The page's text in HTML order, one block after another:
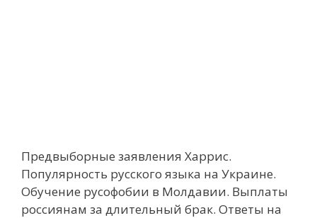
Предвыборные заявления Харрис.
Популярность русского языка на Украине.
Обучение русофобии в Молдавии. Выплаты
россиянам за длительный брак. Ответы на